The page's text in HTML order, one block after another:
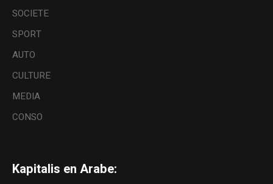
SOCIETE
SPORT
AUTO
CULTURE
MEDIA
CONSO
Kapitalis en Arabe: